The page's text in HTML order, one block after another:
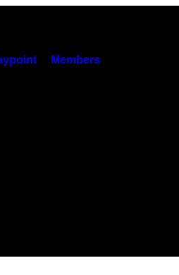
Members